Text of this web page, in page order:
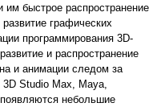
им быстрое распространение
графических
программирования 3D-
и распространение
и анимации следом за
Studio Max, Maya,
небольшие